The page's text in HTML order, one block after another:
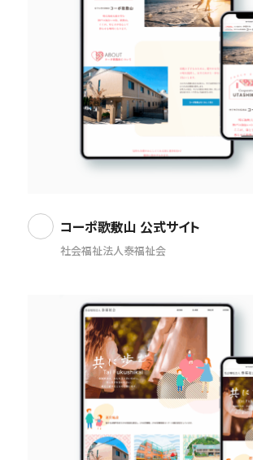
コーポ歌敷山 公式サイト
社会福祉法人泰福祉会